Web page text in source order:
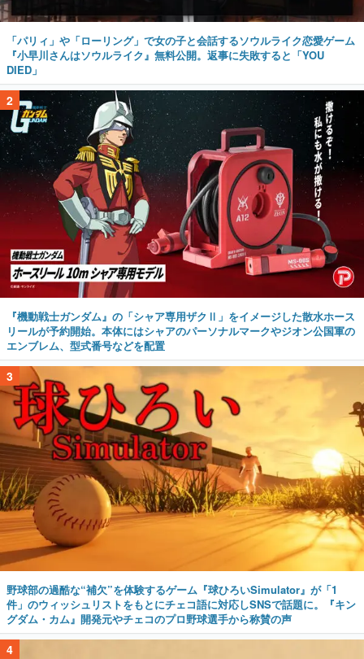
「パリィ」や「ローリング」で女の子と会話するソウルライク恋愛ゲーム
『小早川さんはソウルライク』無料公開。返事に失敗すると「YOU
DIED」
2
『機動戦士ガンダム』の「シャア専用ザクⅡ」をイメージした散水ホース
リールが予約開始。本体にはシャアのパーソナルマークやジオン公国軍の
エンブレム、型式番号などを配置
3
野球部の過酷な“補欠”を体験するゲーム『球ひろいSimulator』が「1
件」のウィッシュリストをもとにチェコ語に対応しSNSで話題に。『キン
グダム・カム』開発元やチェコのプロ野球選手から称賛の声
4